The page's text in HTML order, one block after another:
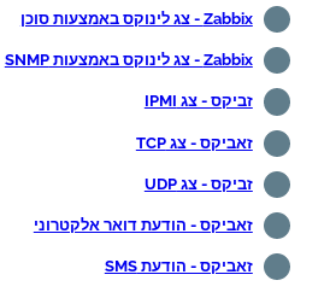
Zabbix - צג לינוקס באמצעות סוכן
Zabbix - צג לינוקס באמצעות SNMP
זביקס - צג IPMI
זאביקס - צג TCP
זביקס - צג UDP
זאביקס - הודעת דואר אלקטרוני
זאביקס - הודעת SMS